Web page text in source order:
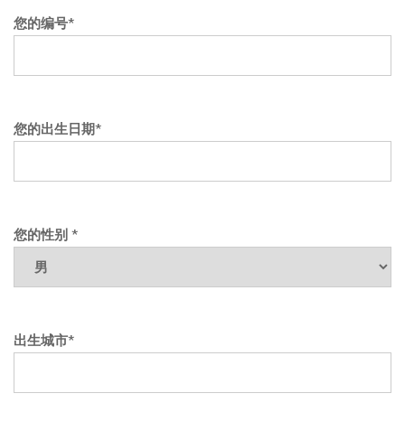
您的编号*
您的出生日期*
您的性别 *
出生城市*